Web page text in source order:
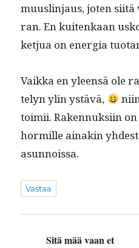
muuslin­jaus, joten
ran. En kuitenkaan
ketjua on ener­gia
Vaik­ka en yleen­sä ole
te­lyn ylin ystävä,
toimii. Raken­nuk­si­in
hormille ainakin
asunnoissa.
Vastaa
Sitä mää vaan et